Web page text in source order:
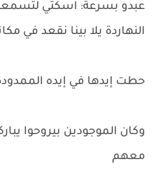
عبدو بسرعة: اسكتي
النهاردة يلا بينا نقعد في
حطت إيدها في إيده
وكان الموجودين بيروحوا
معهم